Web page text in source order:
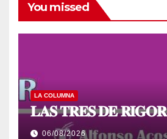
You missed
LA COLUMNA
𝐋𝐀𝐒 𝐓𝐑𝐄𝐒 𝐃𝐄 𝐑𝐈𝐆𝐎𝐑
06/08/2026